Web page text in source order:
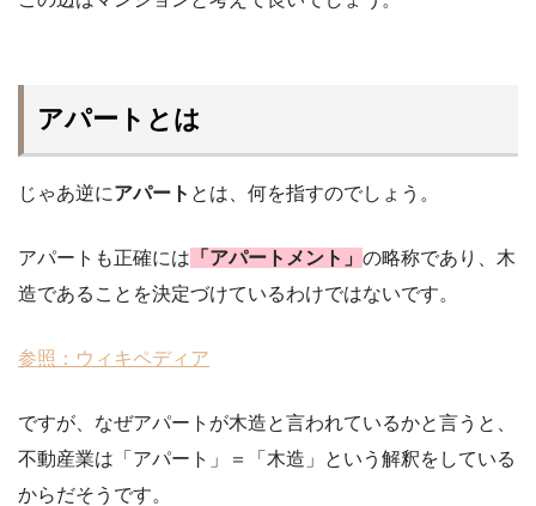
アパートとは
じゃあ逆にアパート とは、何を指すのでしょう。
アパートも正確には 「アパートメント」 の略称であり、木
造であることを決定づけているわけではないです。
参照：ウィキペディア
ですが、なぜアパートが木造と言われているかと言うと、
不動産業は「アパート」＝「木造」という解釈をしている
からだそうです。